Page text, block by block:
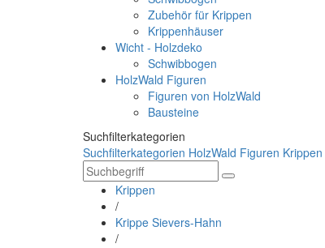
Zubehör für Krippen
Krippenhäuser
Wicht - Holzdeko
Schwibbogen
HolzWald Figuren
Figuren von HolzWald
Bausteine
Suchfilterkategorien
Suchfilterkategorien HolzWald Figuren Krippen
Krippen
/
Krippe Sievers-Hahn
/